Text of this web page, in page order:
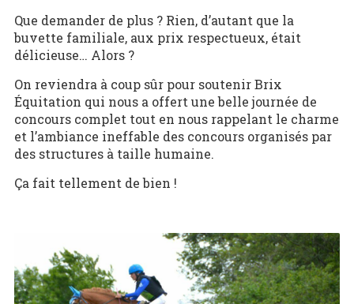
Que demander de plus ? Rien, d’autant que la
buvette familiale, aux prix respectueux, était
délicieuse… Alors ?
On reviendra à coup sûr pour soutenir Brix
Équitation qui nous a offert une belle journée de
concours complet tout en nous rappelant le charme
et l’ambiance ineffable des concours organisés par
des structures à taille humaine.
Ça fait tellement de bien !